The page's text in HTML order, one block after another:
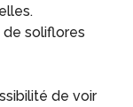
de soliflores
de voir